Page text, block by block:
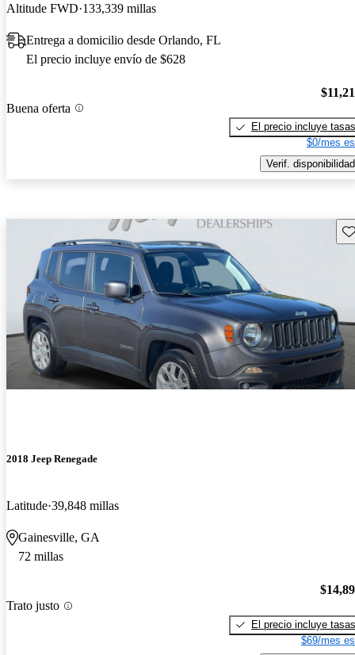
Altitude FWD 133,339 millas
Entrega a domicilio desde Orlando, FL
El precio incluye envío de $628
Buena oferta
El precio incluye tasas
$0/mes
Verif. disponibilidad
2018 Jeep Renegade
Latitude 39,848 millas
Gainesville, GA
72 millas
Trato justo
El precio incluye tasas
$69/mes